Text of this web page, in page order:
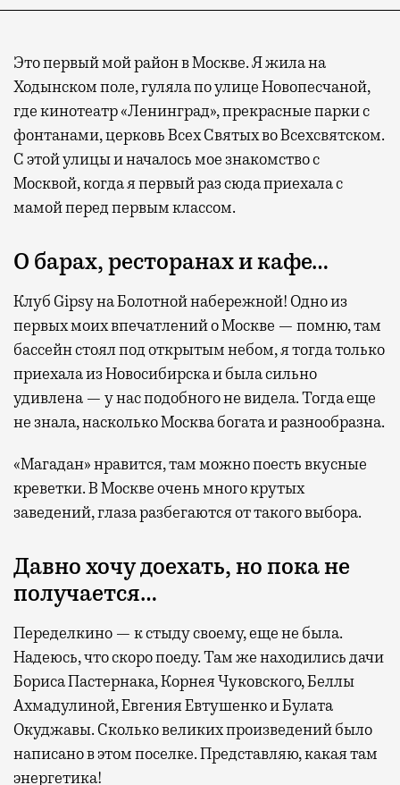
Это первый мой район в Москве. Я жила на
Ходынском поле, гуляла по улице Новопесчаной,
где кинотеатр «Ленинград», прекрасные парки с
фонтанами, церковь Всех Святых во Всехсвятском.
С этой улицы и началось мое знакомство с
Москвой, когда я первый раз сюда приехала с
мамой перед первым классом.
О барах, ресторанах и кафе…
Клуб Gipsy на Болотной набережной! Одно из
первых моих впечатлений о Москве — помню, там
бассейн стоял под открытым небом, я тогда только
приехала из Новосибирска и была сильно
удивлена — у нас подобного не видела. Тогда еще
не знала, насколько Москва богата и разнообразна.
«Магадан» нравится, там можно поесть вкусные
креветки. В Москве очень много крутых
заведений, глаза разбегаются от такого выбора.
Давно хочу доехать, но пока не
получается…
Переделкино — к стыду своему, еще не была.
Надеюсь, что скоро поеду. Там же находились дачи
Бориса Пастернака, Корнея Чуковского, Беллы
Ахмадулиной, Евгения Евтушенко и Булата
Окуджавы. Сколько великих произведений было
написано в этом поселке. Представляю, какая там
энергетика!